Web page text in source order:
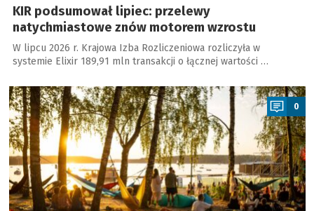
KIR podsumował lipiec: przelewy
natychmiastowe znów motorem wzrostu
W lipcu 2026 r. Krajowa Izba Rozliczeniowa rozliczyła w
systemie Elixir 189,91 mln transakcji o łącznej wartości …
a
0